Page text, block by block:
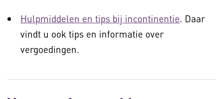
Hulpmiddelen en tips bij incontinentie. Daar
vindt u ook tips en informatie over
vergoedingen.